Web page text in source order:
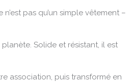
pas qu’un simple vêtement –
Solide et résistant, il est
association, puis transformé en